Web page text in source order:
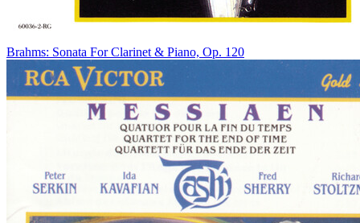
Brahms: Sonata For Clarinet & Piano, Op. 120